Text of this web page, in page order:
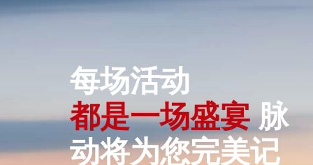
每场活动
都是一场盛宴 脉
动将为您完美记